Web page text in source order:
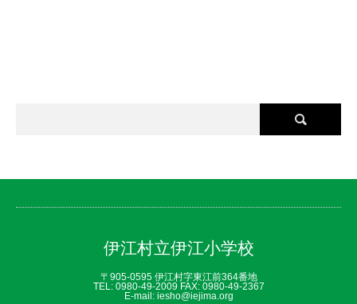
伊江村立伊江小学校
〒905-0595 伊江村字東江前364番地
TEL: 0980‐49‐2009 FAX: 0980‐49‐2367
E-mail: iesho@iejima.org